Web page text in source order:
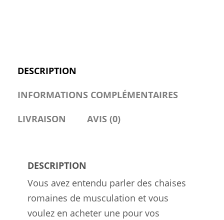
DESCRIPTION
INFORMATIONS COMPLÉMENTAIRES
LIVRAISON
AVIS (0)
DESCRIPTION
Vous avez entendu parler des chaises
romaines de musculation et vous
voulez en acheter une pour vos